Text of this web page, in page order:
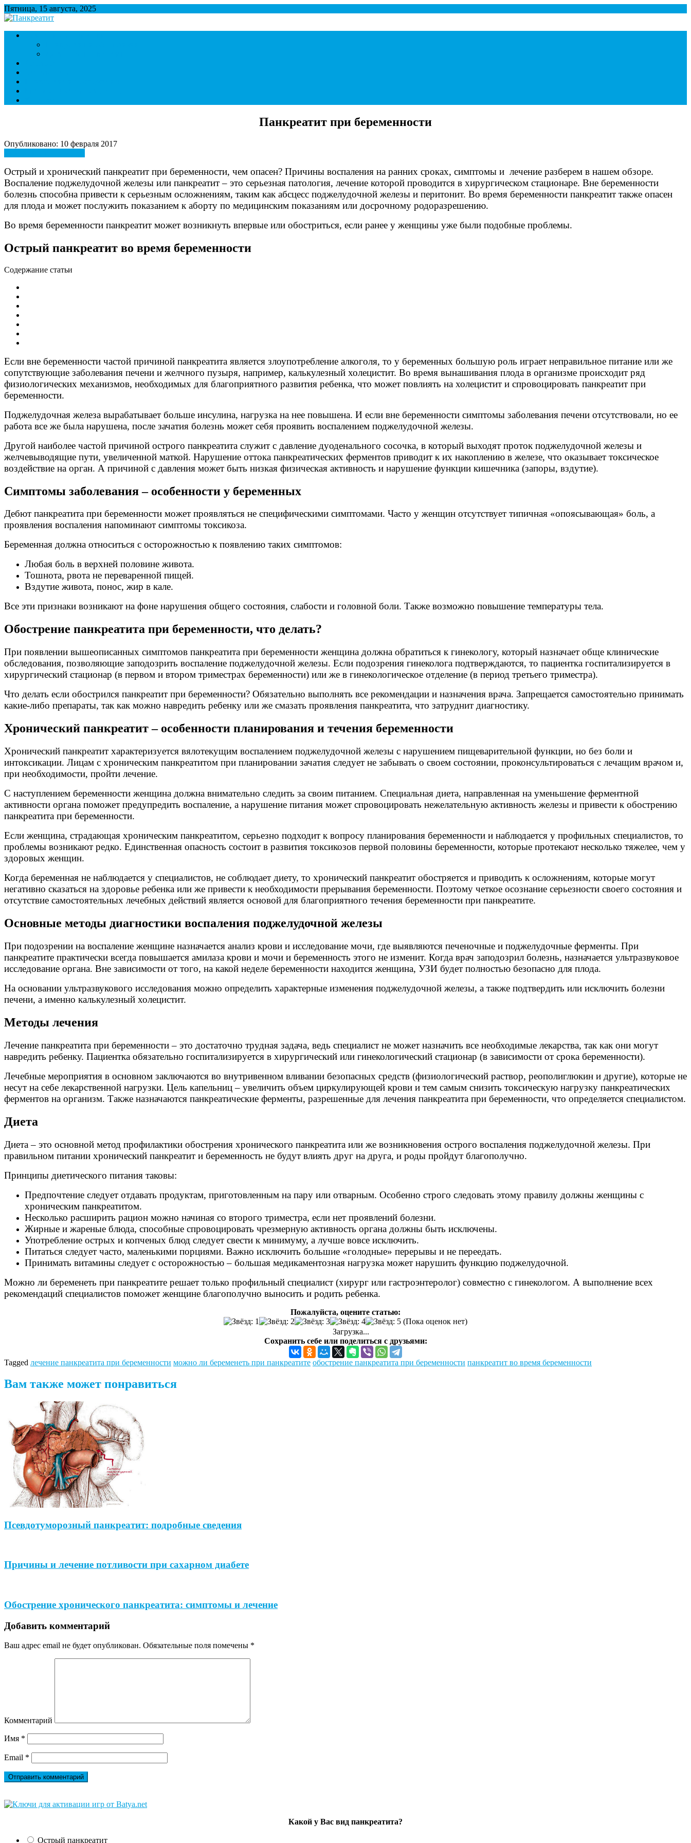
Пятница, 15 августа, 2025
Панкреатит
Поджелудочная железа. Симптомы и лечение панкреатита. Диета при панкреатите.
Панкреатит при беременности
Опубликовано: 10 февраля 2017
Острый и хронический панкреатит при беременности, чем опасен? Причины воспаления на ранних сроках, симптомы и лечение разберем в нашем обзоре.
Воспаление поджелудочной железы или панкреатит – это серьезная патология, лечение которой проводится в хирургическом стационаре. Вне беременности
болезнь способна привести к серьезным осложнениям, таким как абсцесс поджелудочной железы и перитонит. Во время беременности панкреатит также опасен
для плода и может послужить показанием к аборту по медицинским показаниям или досрочному родоразрешению.
Во время беременности панкреатит может возникнуть впервые или обостриться, если ранее у женщины уже были подобные проблемы.
Острый панкреатит во время беременности
Содержание статьи
Если вне беременности частой причиной панкреатита является злоупотребление алкоголя, то у беременных большую роль играет неправильное питание или же
сопутствующие заболевания печени и желчного пузыря, например, калькулезный холецистит. Во время вынашивания плода в организме происходит ряд
физиологических механизмов, необходимых для благоприятного развития ребенка, что может повлиять на холецистит и спровоцировать панкреатит при
беременности.
Поджелудочная железа вырабатывает больше инсулина, нагрузка на нее повышена. И если вне беременности симптомы заболевания печени отсутствовали, но ее
работа все же была нарушена, после зачатия болезнь может себя проявить воспалением поджелудочной железы.
Другой наиболее частой причиной острого панкреатита служит с давление дуоденального сосочка, в который выходят проток поджелудочной железы и
желчевыводящие пути, увеличенной маткой. Нарушение оттока панкреатических ферментов приводит к их накоплению в железе, что оказывает токсическое
воздействие на орган. А причиной с давления может быть низкая физическая активность и нарушение функции кишечника (запоры, вздутие).
Симптомы заболевания – особенности у беременных
Дебют панкреатита при беременности может проявляться не специфическими симптомами. Часто у женщин отсутствует типичная «опоясывающая» боль, а
проявления воспаления напоминают симптомы токсикоза.
Беременная должна относиться с осторожностью к появлению таких симптомов:
Любая боль в верхней половине живота.
Тошнота, рвота не переваренной пищей.
Вздутие живота, понос, жир в кале.
Все эти признаки возникают на фоне нарушения общего состояния, слабости и головной боли. Также возможно повышение температуры тела.
Обострение панкреатита при беременности, что делать?
При появлении вышеописанных симптомов панкреатита при беременности женщина должна обратиться к гинекологу, который назначает обще клинические
обследования, позволяющие заподозрить воспаление поджелудочной железы. Если подозрения гинеколога подтверждаются, то пациентка госпитализируется в
хирургический стационар (в первом и втором триместрах беременности) или же в гинекологическое отделение (в период третьего триместра).
Что делать если обострился панкреатит при беременности? Обязательно выполнять все рекомендации и назначения врача. Запрещается самостоятельно принимать
какие-либо препараты, так как можно навредить ребенку или же смазать проявления панкреатита, что затруднит диагностику.
Хронический панкреатит – особенности планирования и течения беременности
Хронический панкреатит характеризуется вялотекущим воспалением поджелудочной железы с нарушением пищеварительной функции, но без боли и
интоксикации. Лицам с хроническим панкреатитом при планировании зачатия следует не забывать о своем состоянии, проконсультироваться с лечащим врачом и,
при необходимости, пройти лечение.
С наступлением беременности женщина должна внимательно следить за своим питанием. Специальная диета, направленная на уменьшение ферментной
активности органа поможет предупредить воспаление, а нарушение питания может спровоцировать нежелательную активность железы и привести к обострению
панкреатита при беременности.
Если женщина, страдающая хроническим панкреатитом, серьезно подходит к вопросу планирования беременности и наблюдается у профильных специалистов, то
проблемы возникают редко. Единственная опасность состоит в развития токсикозов первой половины беременности, которые протекают несколько тяжелее, чем у
здоровых женщин.
Когда беременная не наблюдается у специалистов, не соблюдает диету, то хронический панкреатит обостряется и приводить к осложнениям, которые могут
негативно сказаться на здоровье ребенка или же привести к необходимости прерывания беременности. Поэтому четкое осознание серьезности своего состояния и
отсутствие самостоятельных лечебных действий является основой для благоприятного течения беременности при панкреатите.
Основные методы диагностики воспаления поджелудочной железы
При подозрении на воспаление женщине назначается анализ крови и исследование мочи, где выявляются печеночные и поджелудочные ферменты. При
панкреатите практически всегда повышается амилаза крови и мочи и беременность этого не изменит. Когда врач заподозрил болезнь, назначается ультразвуковое
исследование органа. Вне зависимости от того, на какой неделе беременности находится женщина, УЗИ будет полностью безопасно для плода.
На основании ультразвукового исследования можно определить характерные изменения поджелудочной железы, а также подтвердить или исключить болезни
печени, а именно калькулезный холецистит.
Методы лечения
Лечение панкреатита при беременности – это достаточно трудная задача, ведь специалист не может назначить все необходимые лекарства, так как они могут
навредить ребенку. Пациентка обязательно госпитализируется в хирургический или гинекологический стационар (в зависимости от срока беременности).
Лечебные мероприятия в основном заключаются во внутривенном вливании безопасных средств (физиологический раствор, реополиглюкин и другие), которые не
несут на себе лекарственной нагрузки. Цель капельниц – увеличить объем циркулирующей крови и тем самым снизить токсическую нагрузку панкреатических
ферментов на организм. Также назначаются панкреатические ферменты, разрешенные для лечения панкреатита при беременности, что определяется специалистом.
Диета
Диета – это основной метод профилактики обострения хронического панкреатита или же возникновения острого воспаления поджелудочной железы. При
правильном питании хронический панкреатит и беременность не будут влиять друг на друга, и роды пройдут благополучно.
Принципы диетического питания таковы:
Предпочтение следует отдавать продуктам, приготовленным на пару или отварным. Особенно строго следовать этому правилу должны женщины с
хроническим панкреатитом.
Несколько расширить рацион можно начиная со второго триместра, если нет проявлений болезни.
Жирные и жареные блюда, способные спровоцировать чрезмерную активность органа должны быть исключены.
Употребление острых и копченых блюд следует свести к минимуму, а лучше вовсе исключить.
Питаться следует часто, маленькими порциями. Важно исключить большие «голодные» перерывы и не переедать.
Принимать витамины следует с осторожностью – большая медикаментозная нагрузка может нарушить функцию поджелудочной.
Можно ли беременеть при панкреатите решает только профильный специалист (хирург или гастроэнтеролог) совместно с гинекологом. А выполнение всех
рекомендаций специалистов поможет женщине благополучно выносить и родить ребенка.
Пожалуйста, оцените статью:
(Пока оценок нет)
Загрузка...
Сохранить себе или поделиться с друзьями:
Tagged лечение панкреатита при беременности можно ли беременеть при панкреатите обострение панкреатита при беременности панкреатит во время беременности
Вам также может понравиться
Псевдотуморозный панкреатит: подробные сведения
Причины и лечение потливости при сахарном диабете
Обострение хронического панкреатита: симптомы и лечение
Добавить комментарий
Ваш адрес email не будет опубликован. Обязательные поля помечены *
Комментарий
Имя *
Email *
Какой у Вас вид панкреатита?
Острый панкреатит